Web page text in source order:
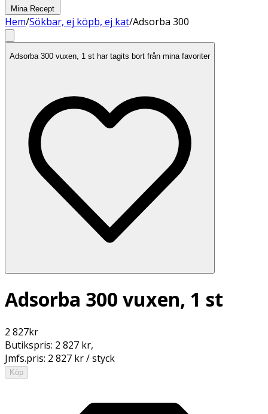
Mina Recept
Hem/Sökbar, ej köpb, ej kat/Adsorba 300
Adsorba 300 vuxen, 1 st har tagits bort från mina favoriter
Adsorba 300 vuxen, 1 st
2 827kr
Butikspris: 2 827 kr,
Jmfs.pris: 2 827 kr / styck
Köp